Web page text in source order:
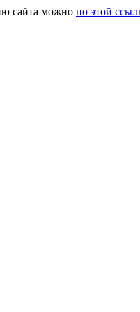
сайта можно по этой